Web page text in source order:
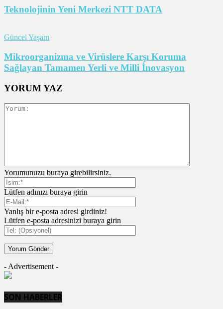
Teknolojinin Yeni Merkezi NTT DATA
Güncel Yaşam
Mikroorganizma ve Virüslere Karşı Koruma
Sağlayan Tamamen Yerli ve Milli İnovasyon
YORUM YAZ
Yorumunuzu buraya girebilirsiniz.
Lütfen adınızı buraya girin
Yanlış bir e-posta adresi girdiniz!
Lütfen e-posta adresinizi buraya girin
- Advertisement -
SON HABERLER